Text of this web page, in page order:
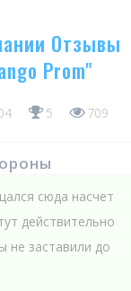
Отзывы
Prom"
5 709
сюда насчет
действительно
не заставили до